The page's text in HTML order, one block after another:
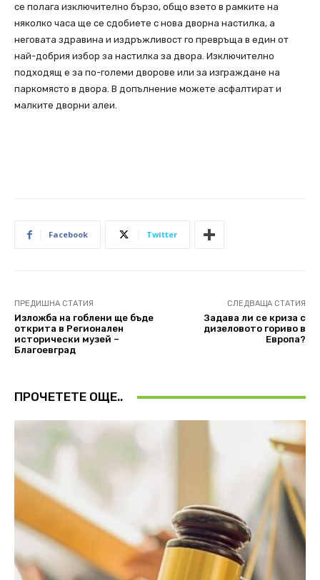
се полага изключително бързо, общо взето в рамките на
няколко часа ще се сдобиете с нова дворна настилка, а
неговата здравина и издръжливост го превръща в един от
най-добрия избор за настилка за двора. Изключително
подходящ е за по-големи дворове или за изграждане на
паркомясто в двора. В допълнение можете асфалтират и
малките дворни алеи.
Facebook Twitter
ПРЕДИШНА СТАТИЯ
Изложба на гоблени ще бъде
открита в Регионален
исторически музей –
Благоевград
СЛЕДВАЩА СТАТИЯ
Задава ли се криза с
дизеловото гориво в
Европа?
ПРОЧЕТЕТЕ ОЩЕ..